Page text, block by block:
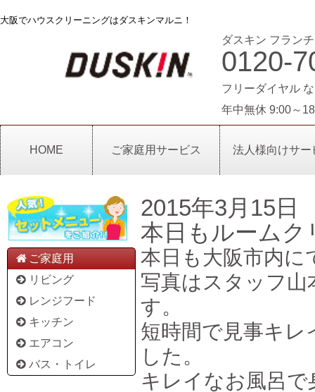
大阪でハウスクリーニングはダスキンマルニ！
ダスキン フラン
0120-
フリーダイヤル
年中無休 9:00～
HOME ご家庭用サービス 法人様向けサー
ご家庭用
リビング
レンジフード
キッチン
エアコン
バス・トイレ
2015年3月15日
本日もルームク
本日も大阪市内
写真はスタッフ
す。
短時間で見事キ
した。
キレイなお風呂